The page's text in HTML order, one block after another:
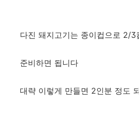
다진 돼지고기는 종이컵으로 2/3
준비하면 됩니다
대략 이렇게 만들면 2인분 정도